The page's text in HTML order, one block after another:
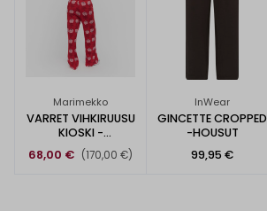
Marimekko
VARRET VIHKIRUUSU
KIOSKI -
COLLEGEHOUSUT
68,00 € (170,00 €)
InWear
GINCETTE CROPPED
-HOUSUT
99,95 €